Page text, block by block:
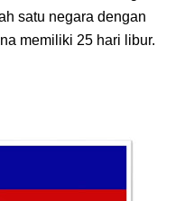
satu negara dengan
memiliki 25 hari libur.